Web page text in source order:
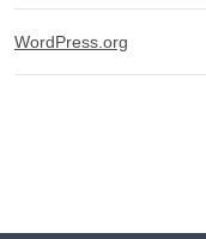
WordPress.org